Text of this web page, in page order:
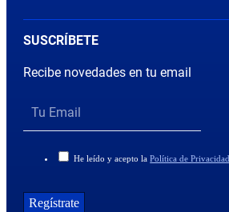
SUSCRÍBETE
Recibe novedades en tu email
He leído y acepto laPolítica de Privacidad
Regístrate